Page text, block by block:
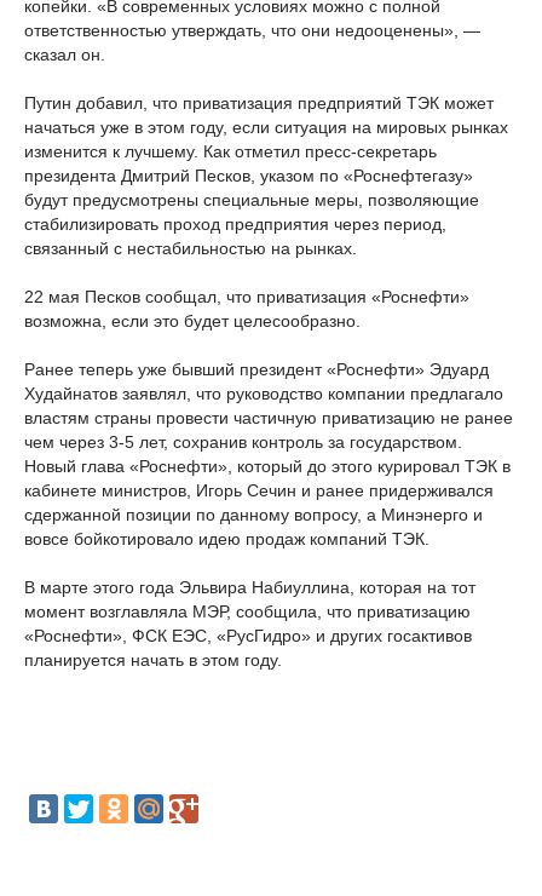
копейки. «В современных условиях можно с полной
ответственностью утверждать, что они недооценены», —
сказал он.
Путин добавил, что приватизация предприятий ТЭК может
начаться уже в этом году, если ситуация на мировых рынках
изменится к лучшему. Как отметил пресс-секретарь
президента Дмитрий Песков, указом по «Роснефтегазу»
будут предусмотрены специальные меры, позволяющие
стабилизировать проход предприятия через период,
связанный с нестабильностью на рынках.
22 мая Песков сообщал, что приватизация «Роснефти»
возможна, если это будет целесообразно.
Ранее теперь уже бывший президент «Роснефти» Эдуард
Худайнатов заявлял, что руководство компании предлагало
властям страны провести частичную приватизацию не ранее
чем через 3-5 лет, сохранив контроль за государством.
Новый глава «Роснефти», который до этого курировал ТЭК в
кабинете министров, Игорь Сечин и ранее придерживался
сдержанной позиции по данному вопросу, а Минэнерго и
вовсе бойкотировало идею продаж компаний ТЭК.
В марте этого года Эльвира Набиуллина, которая на тот
момент возглавляла МЭР, сообщила, что приватизацию
«Роснефти», ФСК ЕЭС, «РусГидро» и других госактивов
планируется начать в этом году.